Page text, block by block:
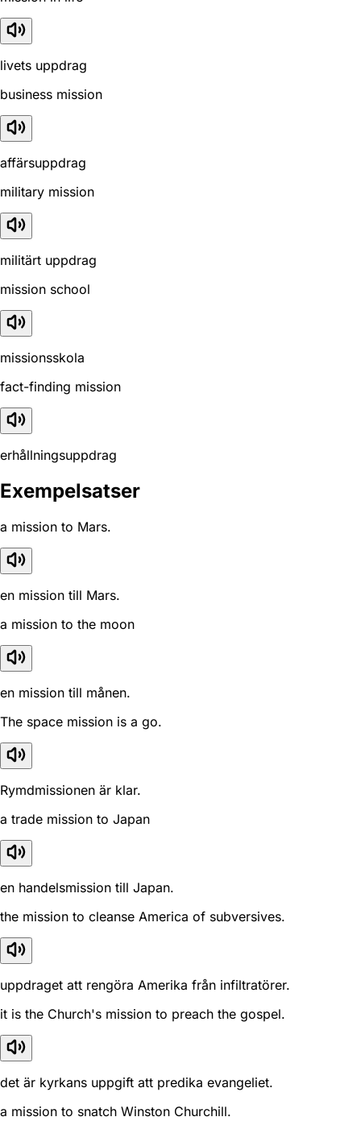
livets uppdrag
business mission
affärsuppdrag
military mission
militärt uppdrag
mission school
missionsskola
fact-finding mission
erhållningsuppdrag
Exempelsatser
a mission to Mars.
en mission till Mars.
a mission to the moon
en mission till månen.
The space mission is a go.
Rymdmissionen är klar.
a trade mission to Japan
en handelsmission till Japan.
the mission to cleanse America of subversives.
uppdraget att rengöra Amerika från infiltratörer.
it is the Church's mission to preach the gospel.
det är kyrkans uppgift att predika evangeliet.
a mission to snatch Winston Churchill.